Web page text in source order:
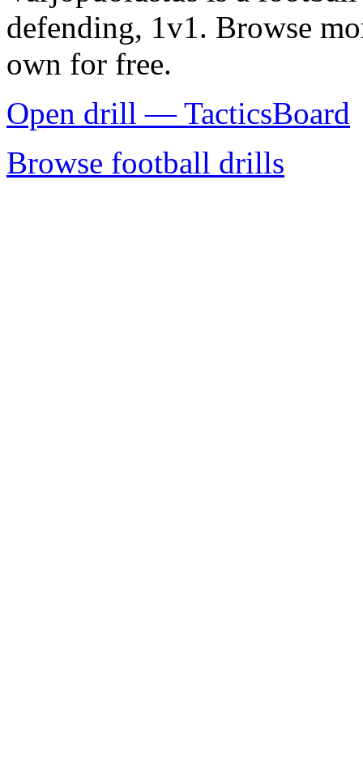
defending, 1v1. Browse
own for free.
Open drill — TacticsBoard
Browse football drills